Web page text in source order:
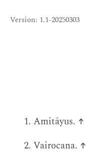
Version: 1.1-20250303
Amitāyus. ↑
Vairocana. ↑